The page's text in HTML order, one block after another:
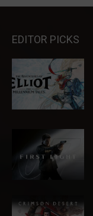
EDITOR PICKS